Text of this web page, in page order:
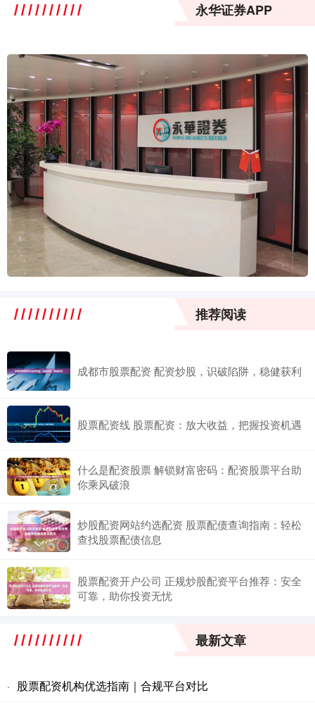
永华证券APP
推荐阅读
成都市股票配资 配资炒股，识破陷阱，稳健获利
股票配资线 股票配资：放大收益，把握投资机遇
什么是配资股票 解锁财富密码：配资股票平台助
你乘风破浪
炒股配资网站约选配资 股票配债查询指南：轻松
查找股票配债信息
股票配资开户公司 正规炒股配资平台推荐：安全
可靠，助你投资无忧
最新文章
· 股票配资机构优选指南｜合规平台对比